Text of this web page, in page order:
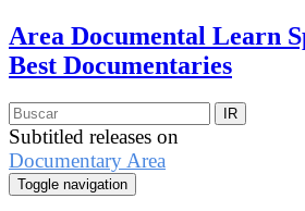
Area Documental Learn
Best Documentaries
Subtitled releases on
Documentary Area
Toggle navigation